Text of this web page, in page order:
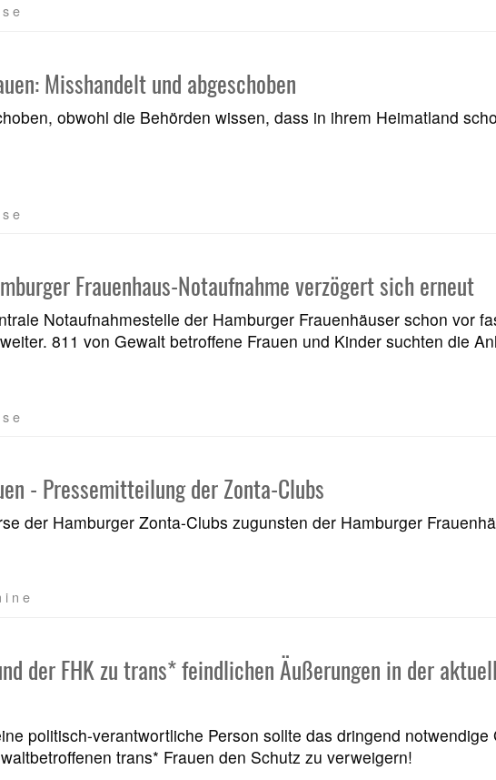
Misshandelt und abgeschoben
obwohl die Behörden wissen, dass in ihrem Heimatland
Frauenhaus-Notaufnahme verzögert sich erneut
Notaufnahmestelle der Hamburger Frauenhäuser schon vor
811 von Gewalt betroffene Frauen und Kinder suchten die
- Pressemitteilung der Zonta-Clubs
der Hamburger Zonta-Clubs zugunsten der Hamburger
der FHK zu trans* feindlichen Äußerungen in der
politisch-verantwortliche Person sollte das dringend
trans* Frauen den Schutz zu verweigern!